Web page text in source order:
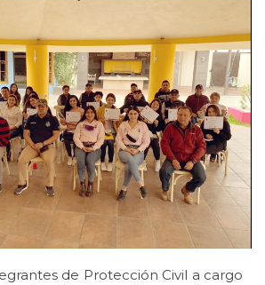
de Protección Civil a cargo